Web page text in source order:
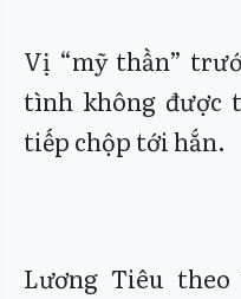
Vị “mỹ thần”
tình không được
tiếp chộp tới hắn.
Lương Tiêu